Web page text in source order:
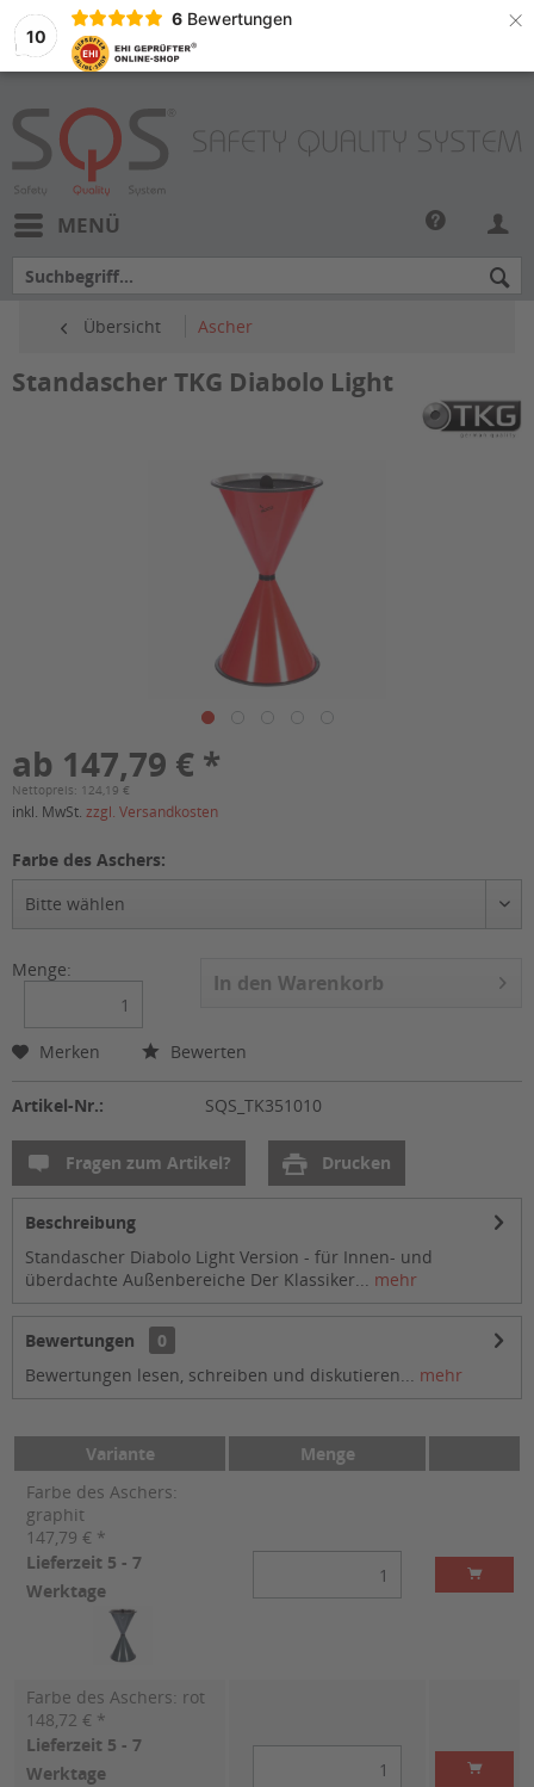
10
6 Bewertungen ×
MENÜ
Übersicht Ascher
Standascher TKG Diabolo Light
ab 147,79 € *
Nettopreis: 124,19 €
inkl. MwSt. zzgl. Versandkosten
Farbe des Aschers:
Menge:
In den Warenkorb
Merken Bewerten
Artikel-Nr.: SQS_TK351010
Fragen zum Artikel? Drucken
Beschreibung
Standascher Diabolo Light Version - für Innen- und
überdachte Außenbereiche Der Klassiker... mehr
Bewertungen
0
Bewertungen lesen, schreiben und diskutieren... mehr
Variante
Menge
Farbe des Aschers:
graphit
147,79 € *
Lieferzeit 5 - 7
Werktage
Farbe des Aschers: rot
148,72 € *
Lieferzeit 5 - 7
Werktage